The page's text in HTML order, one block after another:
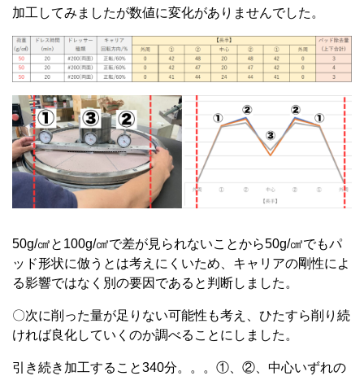
加工してみましたが数値に変化がありませんでした。
50g/㎠と100g/㎠で差が見られないことから50g/㎠でもパ
ッド形状に倣うとは考えにくいため、キャリアの剛性によ
る影響ではなく別の要因であると判断しました。
〇次に削った量が足りない可能性も考え、ひたすら削り続
ければ良化していくのか調べることにしました。
引き続き加工すること340分。。。①、②、中心いずれの